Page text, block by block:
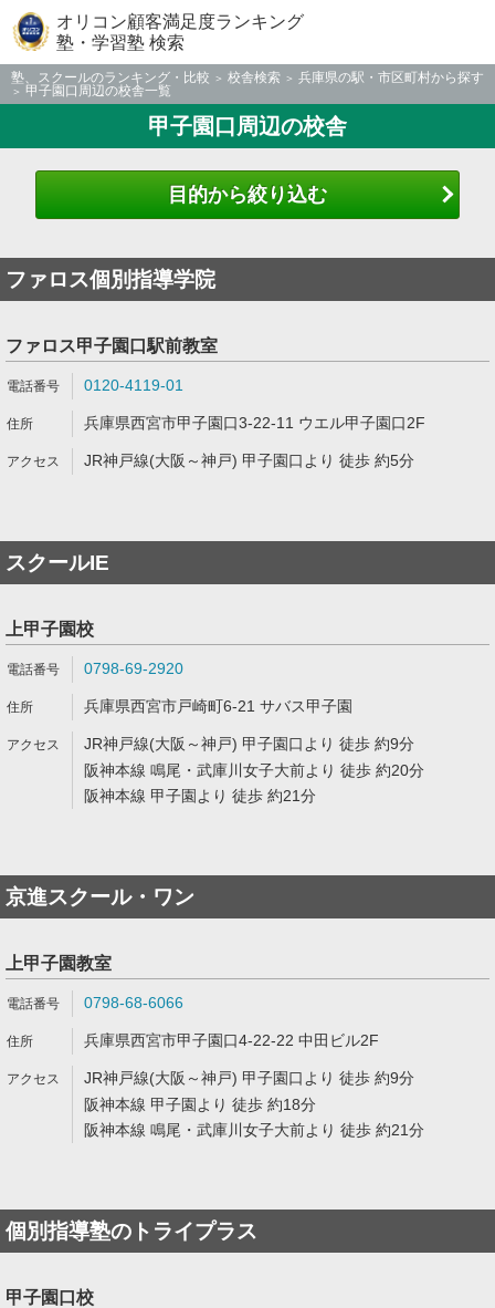
オリコン顧客満足度ランキング
塾・学習塾 検索
塾、スクールのランキング・比較 校舎検索
兵庫県の駅・市区町村から探す
甲子園口周辺の校舎一覧
甲子園口周辺の校舎
目的から絞り込む
ファロス個別指導学院
ファロス甲子園口駅前教室
0120-4119-01
兵庫県西宮市甲子園口3-22-11 ウエル甲子園口2F
JR神戸線(大阪～神戸) 甲子園口より 徒歩 約5分
スクールIE
上甲子園校
0798-69-2920
兵庫県西宮市戸崎町6-21 サバス甲子園
JR神戸線(大阪～神戸) 甲子園口より 徒歩 約9分
阪神本線 鳴尾・武庫川女子大前より 徒歩 約20分
阪神本線 甲子園より 徒歩 約21分
京進スクール・ワン
上甲子園教室
0798-68-6066
兵庫県西宮市甲子園口4-22-22 中田ビル2F
JR神戸線(大阪～神戸) 甲子園口より 徒歩 約9分
阪神本線 甲子園より 徒歩 約18分
阪神本線 鳴尾・武庫川女子大前より 徒歩 約21分
個別指導塾のトライプラス
甲子園口校